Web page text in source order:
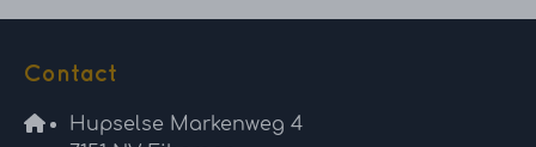
Contact
Hupselse Markenweg 4